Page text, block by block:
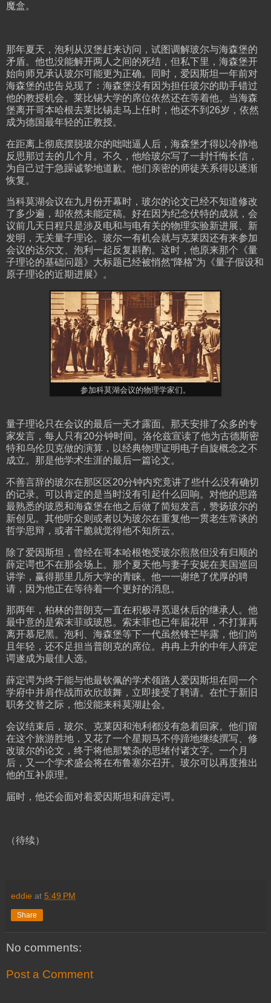
魔盒。
那年夏天，泡利从汉堡赶来访问，试图调解玻尔与海森堡的
矛盾。他也没能解开两人之间的死结，但私下里，海森堡开
始向师兄承认玻尔可能更为正确。同时，爱因斯坦一年前对
海森堡的忠告兑现了：海森堡没有因为担任玻尔的助手错过
他的教授机会。莱比锡大学的席位依然还在等着他。当海森
堡离开哥本哈根去莱比锡走马上任时，他还不到26岁，依然
成为德国最年轻的正教授。
在距离上彻底摆脱玻尔的咄咄逼人后，海森堡才得以冷静地
反思那过去的几个月。不久，他给玻尔写了一封忏悔长信，
为自己过于急躁诚挚地道歉。他们亲密的师徒关系得以逐渐
恢复。
当科莫湖会议在九月份开幕时，玻尔的论文已经不知道修改
了多少遍，却依然未能定稿。好在因为纪念伏特的成就，会
议前几天日程只是涉及电和与电有关的物理实验新进展、新
发明，无关量子理论。玻尔一有机会就与克莱因还有来参加
会议的达尔文、泡利一起反复斟酌。这时，他原来那个《量
子理论的基础问题》大标题已经被悄然“降格”为《量子假设和
原子理论的近期进展》。
参加科莫湖会议的物理学家们。
量子理论只在会议的最后一天才露面。那天安排了众多的专
家发言，每人只有20分钟时间。洛伦兹宣读了他为古德斯密
特和乌伦贝克做的演算，以经典物理证明电子自旋概念之不
成立。那是他学术生涯的最后一篇论文。
不善言辞的玻尔在那区区20分钟内究竟讲了些什么没有确切
的记录。可以肯定的是当时没有引起什么回响。对他的思路
最熟悉的玻恩和海森堡在他之后做了简短发言，赞扬玻尔的
新创见。其他听众则或者以为玻尔在重复他一贯老生常谈的
哲学思辩，或者干脆就觉得他不知所云。
除了爱因斯坦，曾经在哥本哈根饱受玻尔煎熬但没有归顺的
薛定谔也不在那会场上。那个夏天他与妻子安妮在美国巡回
讲学，赢得那里几所大学的青睐。他一一谢绝了优厚的聘
请，因为他正在等待着一个更好的消息。
那两年，柏林的普朗克一直在积极寻觅退休后的继承人。他
最中意的是索末菲或玻恩。索末菲也已年届花甲，不打算再
离开慕尼黑。泡利、海森堡等下一代虽然锋芒毕露，他们尚
且年轻，还不足担当普朗克的席位。冉冉上升的中年人薛定
谔遂成为最佳人选。
薛定谔为终于能与他最钦佩的学术领路人爱因斯坦在同一个
学府中并肩作战而欢欣鼓舞，立即接受了聘请。在忙于新旧
职务交替之际，他没能来科莫湖赴会。
会议结束后，玻尔、克莱因和泡利都没有急着回家。他们留
在这个旅游胜地，又花了一个星期马不停蹄地继续撰写、修
改玻尔的论文，终于将他那繁杂的思绪付诸文字。一个月
后，又一个学术盛会将在布鲁塞尔召开。玻尔可以再度推出
他的互补原理。
届时，他还会面对着爱因斯坦和薛定谔。
（待续）
eddie at 5:49 PM
Share
No comments:
Post a Comment